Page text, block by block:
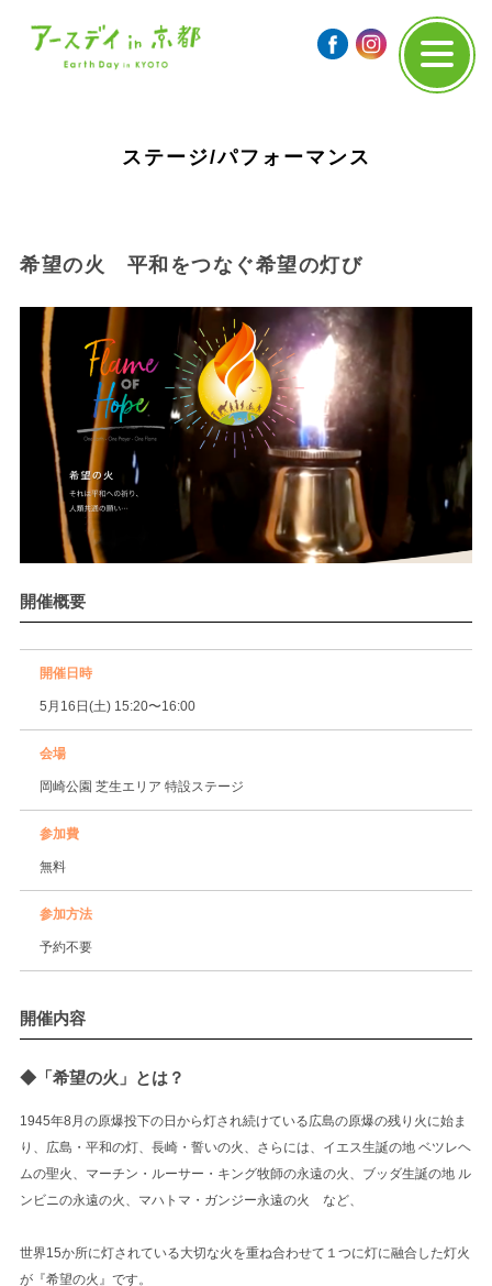
ステージ/パフォーマンス
希望の火 平和をつなぐ希望の灯び
開催概要
開催日時
5月16日(土) 15:20〜16:00
会場
岡崎公園 芝生エリア 特設ステージ
参加費
無料
参加方法
予約不要
開催内容
◆「希望の火」とは？
1945年8月の原爆投下の日から灯され続けている広島の原爆の残り火に始ま
り、広島・平和の灯、長崎・誓いの火、さらには、イエス生誕の地 ベツレヘ
ムの聖火、マーチン・ルーサー・キング牧師の永遠の火、ブッダ生誕の地 ル
ンビニの永遠の火、マハトマ・ガンジー永遠の火 など、
世界15か所に灯されている大切な火を重ね合わせて１つに灯に融合した灯火
が『希望の火』です。